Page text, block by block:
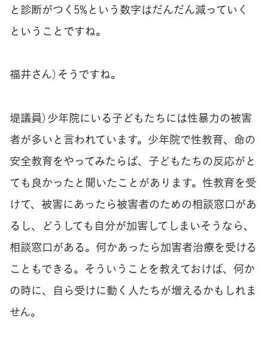
と診断がつく5%という数字はだんだん減っていく
ということですね。
福井さん）そうですね。
堤議員）少年院にいる子どもたちには性暴力の被害
者が多いと言われています。少年院で性教育、命の
安全教育をやってみたらば、子どもたちの反応がと
ても良かったと聞いたことがあります。性教育を受
けて、被害にあったら被害者のための相談窓口があ
るし、どうしても自分が加害してしまいそうなら、
相談窓口がある。何かあったら加害者治療を受ける
こともできる。そういうことを教えておけば、何か
の時に、自ら受けに動く人たちが増えるかもしれま
せん。